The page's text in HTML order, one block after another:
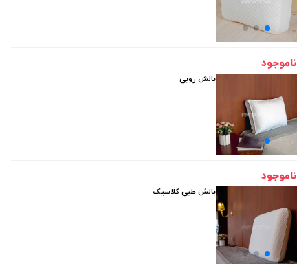
ناموجود
بالش روبی
ناموجود
بالش طبی کلاسیک